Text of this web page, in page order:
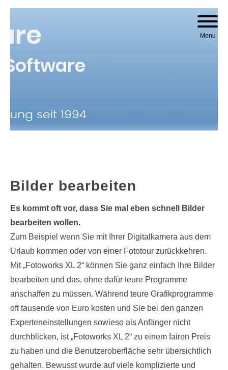
Menu
Bilder bearbeiten
Es kommt oft vor, dass Sie mal eben schnell Bilder
bearbeiten wollen.
Zum Beispiel wenn Sie mit Ihrer Digitalkamera aus dem
Urlaub kommen oder von einer Fototour zurückkehren.
Mit „Fotoworks XL 2“ können Sie ganz einfach Ihre Bilder
bearbeiten und das, ohne dafür teure Programme
anschaffen zu müssen. Während teure Grafikprogramme
oft tausende von Euro kosten und Sie bei den ganzen
Experteneinstellungen sowieso als Anfänger nicht
durchblicken, ist „Fotoworks XL 2“ zu einem fairen Preis
zu haben und die Benutzeroberfläche sehr übersichtlich
gehalten. Bewusst wurde auf viele komplizierte und